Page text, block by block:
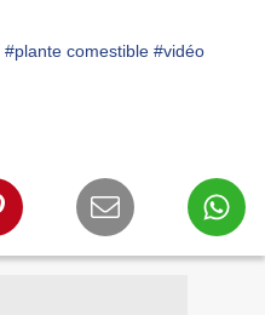
#plante comestible #vidéo